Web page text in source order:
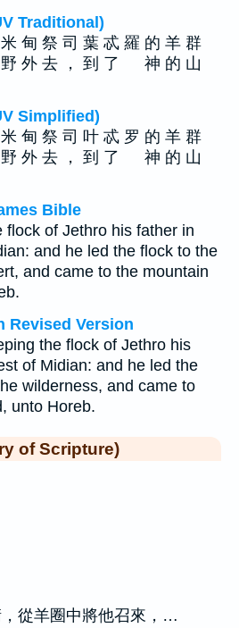
Traditional)
甸 祭 司 葉 忒 羅 的 羊 群
野 外 去 ， 到 了 神 的 山
Simplified)
甸 祭 司 叶 忒 罗 的 羊 群
野 外 去 ， 到 了 神 的 山
Bible
flock of Jethro his father in
and he led the flock to the
and came to the mountain
Revised Version
the flock of Jethro his
of Midian: and he led the
wilderness, and came to
unto Horeb.
of Scripture)
從羊圈中將他召來，…